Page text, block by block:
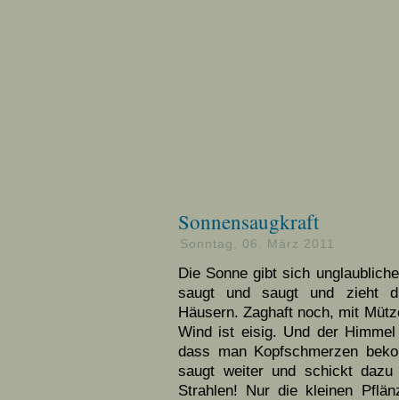
Sonnensaugkraft
Sonntag, 06. März 2011
Die Sonne gibt sich
saugt und saugt und zieht
Häusern. Zaghaft noch, mit
Wind ist eisig. Und der
dass man Kopfschmerzen
saugt weiter und schickt
Strahlen! Nur die kleinen